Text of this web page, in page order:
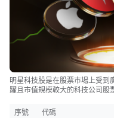
明星科技股是在股票市場上受到
躍且市值規模較大的科技公司股
市，特別是科技行業板塊乃至全
序號 代碼